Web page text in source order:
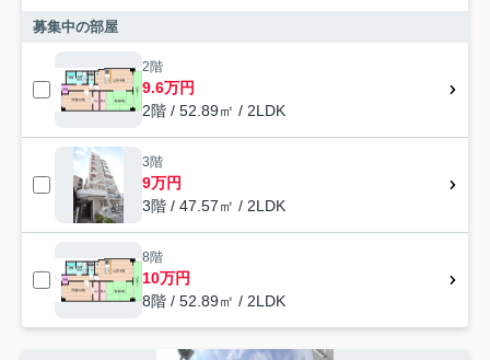
募集中の部屋
2階
9.6万円
2階 / 52.89㎡ / 2LDK
3階
9万円
3階 / 47.57㎡ / 2LDK
8階
10万円
8階 / 52.89㎡ / 2LDK